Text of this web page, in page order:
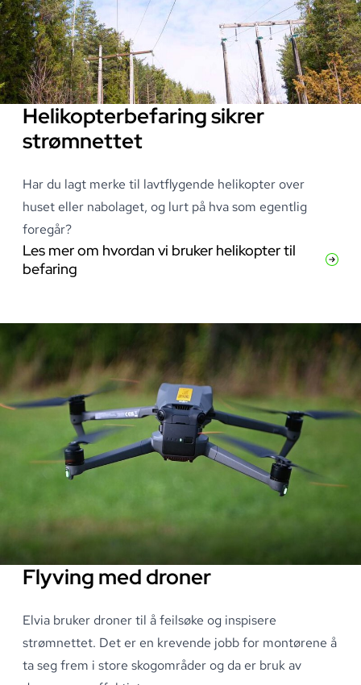
Helikopterbefaring sikrer
strømnettet
Har du lagt merke til lavtflygende helikopter over
huset eller nabolaget, og lurt på hva som egentlig
foregår?
Les mer om hvordan vi bruker helikopter til
befaring
Flyving med droner
Elvia bruker droner til å feilsøke og inspisere
strømnettet. Det er en krevende jobb for montørene å
ta seg frem i store skogområder og da er bruk av